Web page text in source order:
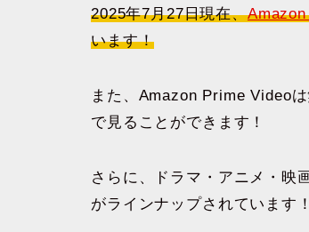
2025年7月27日現在、
います！
また、Amazon Prime Video
で見ることができます！
さらに、ドラマ・アニメ・映
がラインナップされています！